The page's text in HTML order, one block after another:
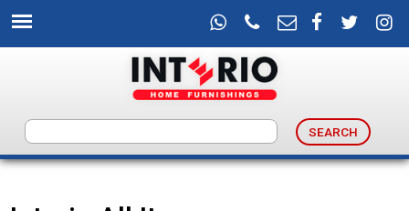
to
main
content
n